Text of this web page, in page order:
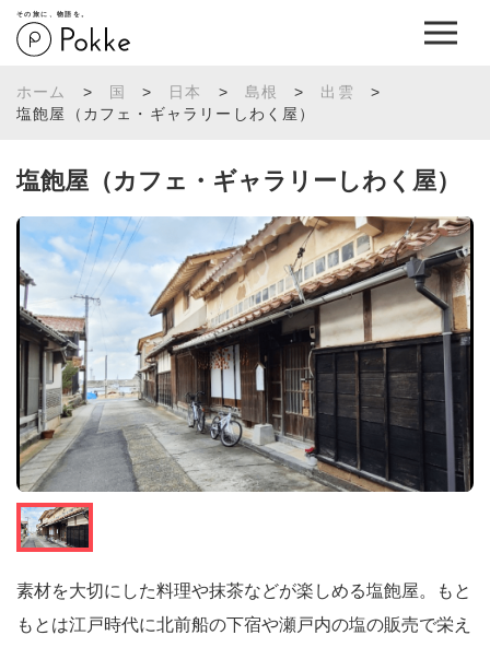
その旅に、物語を。
ホーム > 国 > 日本 > 島根 > 出雲
>
塩飽屋（カフェ・ギャラリーしわく屋）
塩飽屋（カフェ・ギャラリーしわく屋）
素材を大切にした料理や抹茶などが楽しめる塩飽屋。もと
もとは江戸時代に北前船の下宿や瀬戸内の塩の販売で栄え